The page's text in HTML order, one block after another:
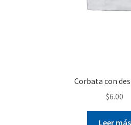
Corbata con
$6.00
Leer más